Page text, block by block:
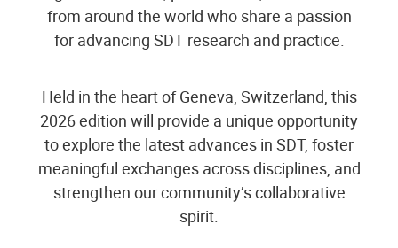
from around the world who share a passion
for advancing SDT research and practice.
Held in the heart of Geneva, Switzerland, this
2026 edition will provide a unique opportunity
to explore the latest advances in SDT, foster
meaningful exchanges across disciplines, and
strengthen our community’s collaborative
spirit.